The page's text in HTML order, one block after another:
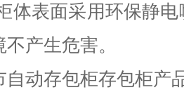
体表面采用环保静电
产生危害。
动存包柜存包柜产